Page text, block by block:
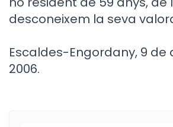
desconeixem la seva
Escaldes-Engordany, 9
2006.